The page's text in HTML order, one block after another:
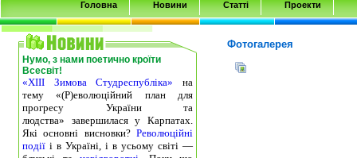
-
Mambo
Joomla
Professional
Templates
Club
Головна Новини Статті Проекти
Нумо, з нами поетично кроїти
Всесвіт!
«ХІІІ Зимова Студреспубліка» на
тему «(Р)еволюційний план для
прогресу України та
людства» завершилася у Карпатах.
Які основні висновки? Революційні
події і в Україні, і в усьому світі —
Фотогалерея